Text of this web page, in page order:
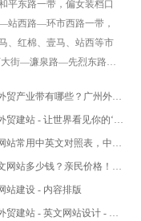
平东路一带，偏女装档口
站西路—环市西路一带，
、红棉、壹马、站西等市
街—濂泉路—先烈东路一
心，重点
国际牛仔城周边 广深大道新
沙埔片区周边，适合找牛仔
贸产业带有哪些？广州外贸
厂
贸建站 - 让世界看见你的‘广
力！
站常用中英文对照表，中英
建设翻译
网站多少钱？亲民价格！聚
站建设 - 内容排版
贸建站 - 英文网站设计 - 抛